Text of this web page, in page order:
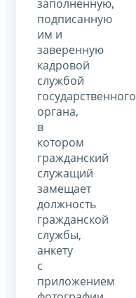
заполненную,
подписанную
им и
заверенную
кадровой
службой
государственного
органа,
в
котором
гражданский
служащий
замещает
должность
гражданской
службы,
анкету
с
приложением